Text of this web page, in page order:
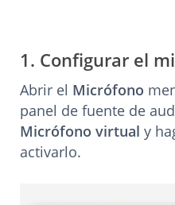
1. Configurar el
Abrir el Micrófono
panel de fuente de
Micrófono virtual y
activarlo.